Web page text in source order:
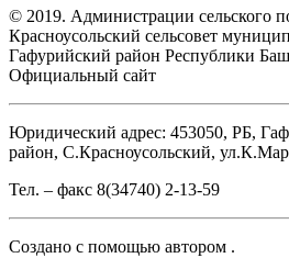
© 2019. Администрации сельского
Красноусольский сельсовет
Гафурийский район Республики
Официальный сайт
Юридический адрес: 453050, РБ,
район, С.Красноусольский,
Тел. – факс 8(34740) 2-13-59
Создано с помощью автором .